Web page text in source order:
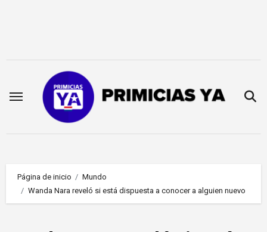
Página de inicio
Mundo
Wanda Nara reveló si está dispuesta a conocer a alguien nuevo